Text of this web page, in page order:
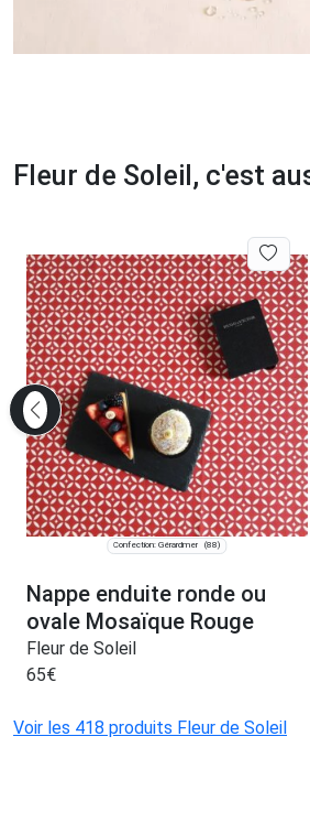
Fleur de Soleil, c'est
Confection: Gérardmer (88)
Nappe enduite ronde ou
ovale Mosaïque Rouge
Fleur de Soleil
65€
Voir les 418 produits Fleur de Soleil